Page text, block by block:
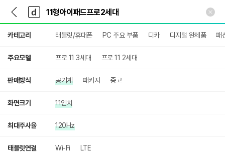
다
나
와
가
기
다
와
메
인
카테고리 태블릿/휴대폰 PC 주요 부품 디카 디지털 완제품 패
주요모델 프로 11 3세대 프로 11 2세대
판매방식 공기계 패키지 중고
화면크기 11인치
최대주사율 120Hz
태블릿연결 Wi-Fi LTE